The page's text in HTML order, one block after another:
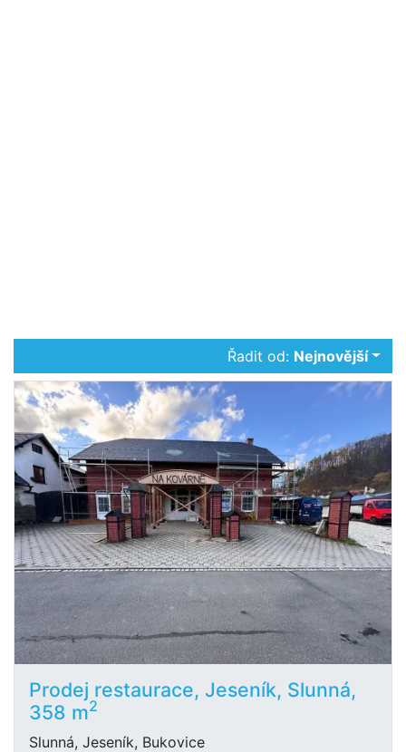
Řadit od: Nejnovější
Prodej restaurace, Jeseník, Slunná,
358 m2
Slunná, Jeseník, Bukovice